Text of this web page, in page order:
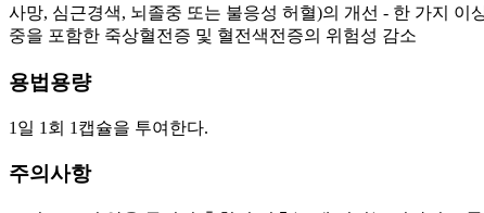
사망, 심근경색, 뇌졸중 또는 불응성 허혈)의 개선 - 한 가지
중을 포함한 죽상혈전증 및 혈전색전증의 위험성 감소
용법용량
1일 1회 1캡슐을 투여한다.
주의사항